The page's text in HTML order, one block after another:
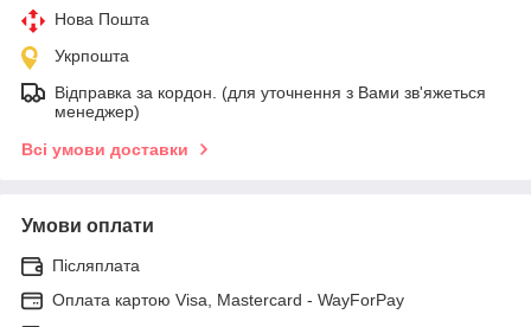
Нова Пошта
Укрпошта
Відправка за кордон. (для уточнення з Вами зв'яжеться
менеджер)
Всі умови доставки
Умови оплати
Післяплата
Оплата картою Visa, Mastercard - WayForPay